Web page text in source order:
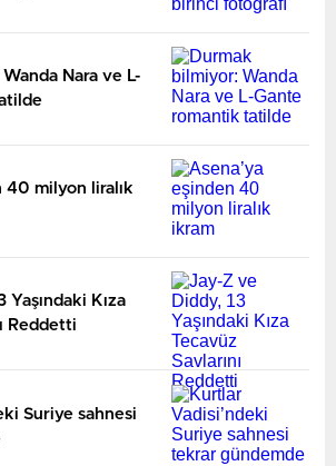
Nara ve L-
40 milyon liralık
Yaşındaki Kıza
Reddetti
Suriye sahnesi